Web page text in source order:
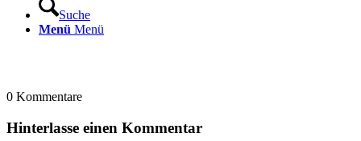
Suche
Menü Menü
0 Kommentare
Hinterlasse einen Kommentar